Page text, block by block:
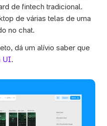
de fintech tradicional.
de várias telas de uma
no chat.
dá um alívio saber que
UI.